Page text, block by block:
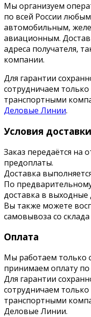
Мы организуем
по всей России
автомобильным,
авиационным.
адреса получателя,
компании.
Для гарантии
сотрудничаем
транспортными
Деловые Линии.
Условия доставки
Заказ передаётся на
предоплаты.
Доставка
По
доставка в выходные
Вы также можете
самовывоза со
Оплата
Мы работаем только
принимаем оплату по
Для гарантии
сотрудничаем
транспортными
Деловые Линии.